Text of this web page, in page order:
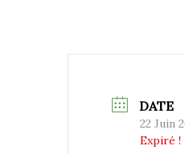
DATE
22 Juin
Expiré !